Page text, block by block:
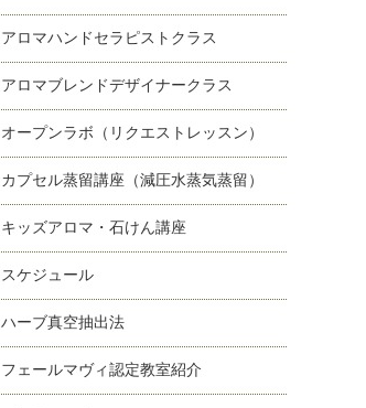
アロマハンドセラピストクラス
アロマブレンドデザイナークラス
オープンラボ（リクエストレッスン）
カプセル蒸留講座（減圧水蒸気蒸留）
キッズアロマ・石けん講座
スケジュール
ハーブ真空抽出法
フェールマヴィ認定教室紹介